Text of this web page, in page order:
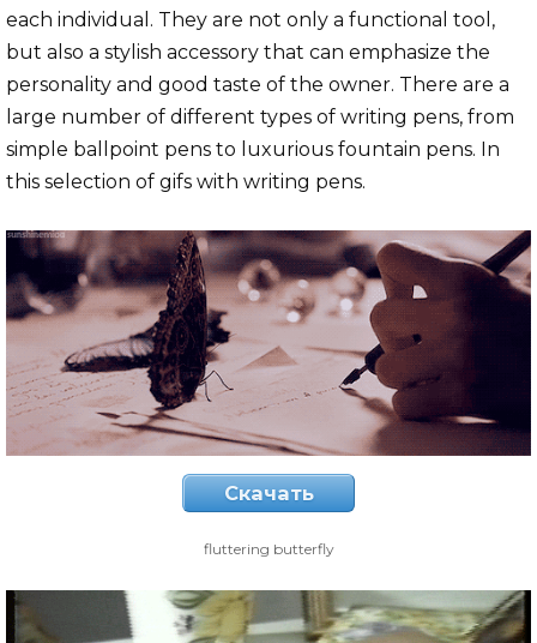
each individual. They are not only a functional tool,
but also a stylish accessory that can emphasize the
personality and good taste of the owner. There are a
large number of different types of writing pens, from
simple ballpoint pens to luxurious fountain pens. In
this selection of gifs with writing pens.
Скачать
fluttering butterfly